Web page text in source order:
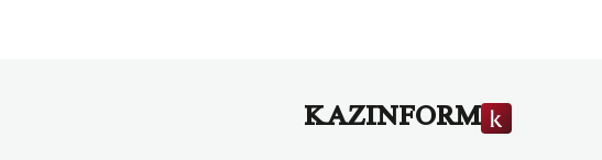
KAZINFORM